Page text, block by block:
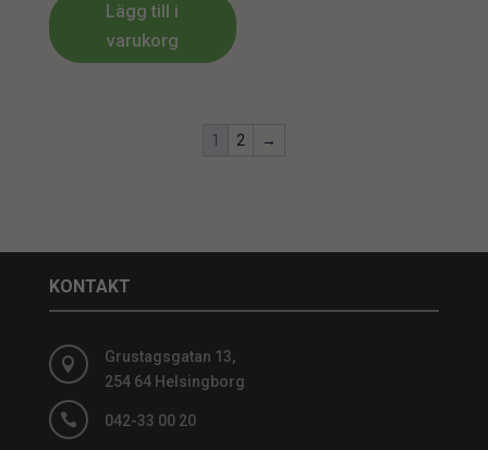
Lägg till i
varukorg
1 2 →
KONTAKT

Grustagsgatan 13,
254 64 Helsingborg
 042-33 00 20